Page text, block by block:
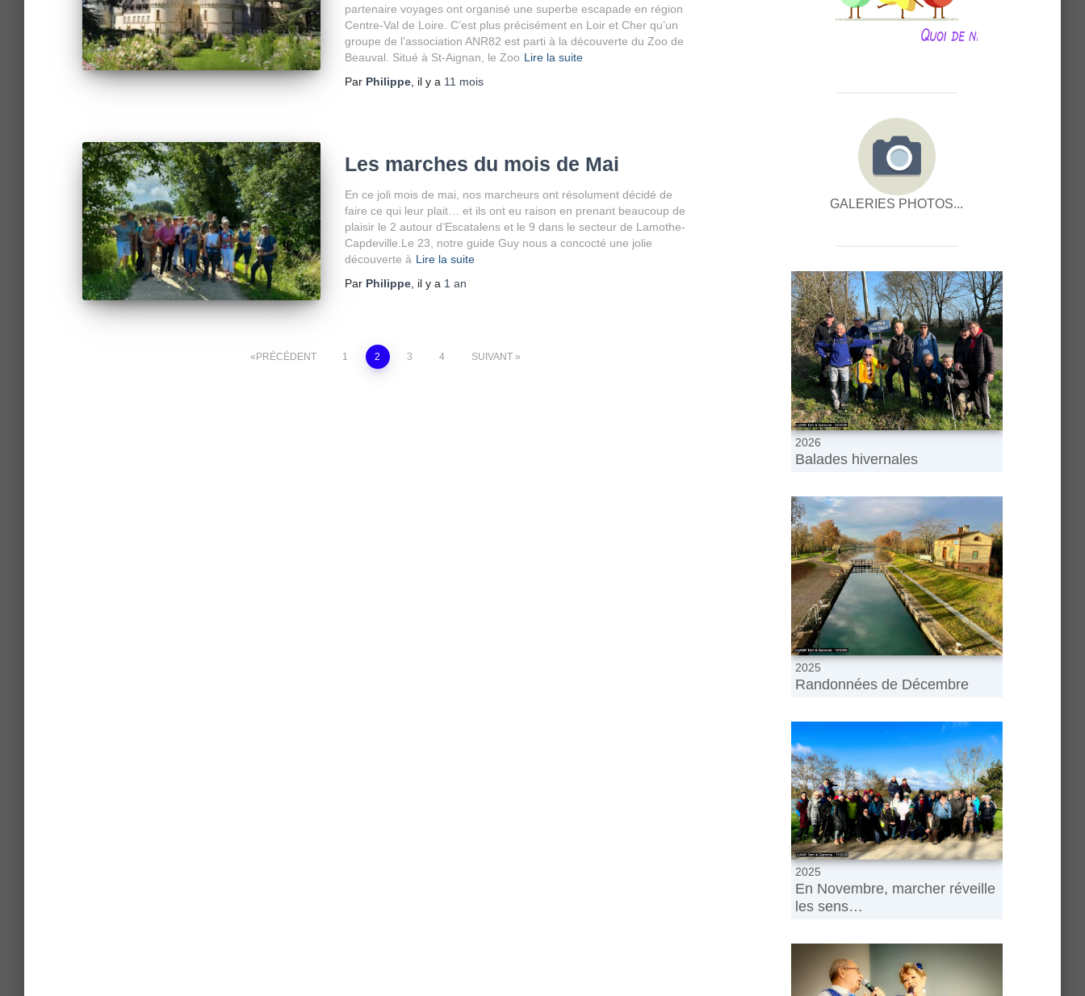
partenaire voyages ont organisé une superbe escapade en région
Centre-Val de Loire. C’est plus précisément en Loir et Cher qu’un
groupe de l’association ANR82 est parti à la découverte du Zoo de
Beauval. Situé à St-Aignan, le Zoo Lire la suite
Par Philippe , il y a 11 mois
Les marches du mois de Mai
En ce joli mois de mai, nos marcheurs ont résolument décidé de
faire ce qui leur plait… et ils ont eu raison en prenant beaucoup de
plaisir le 2 autour d’Escatalens et le 9 dans le secteur de Lamothe-
Capdeville.Le 23, notre guide Guy nous a concocté une jolie
découverte à Lire la suite
Par Philippe , il y a 1 an
PRÉCÉDENT 1 2 3 4 SUIVANT
GALERIES PHOTOS...
2026
Balades hivernales
2025
Randonnées de Décembre
2025
En Novembre, marcher réveille
les sens…